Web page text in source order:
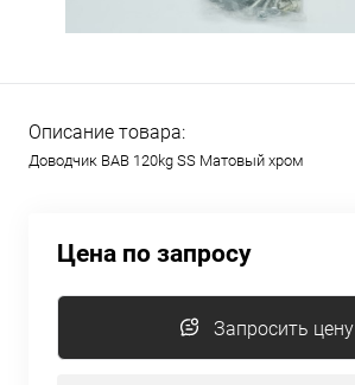
Описание товара:
Доводчик BAB 120kg SS Матовый хром
Цена по запросу
Запросить цену